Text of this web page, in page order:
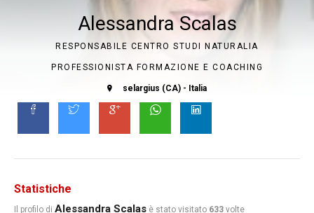
Alessandra Scalas
RESPONSABILE CENTRO STUDI NATURALIA
PROFESSIONISTA FORMAZIONE E COACHING
selargius (CA) - Italia
Statistiche
Il profilo di Alessandra Scalas è stato visitato 633 volte